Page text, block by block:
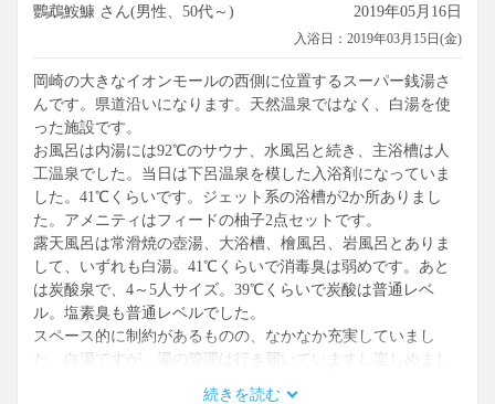
鸚鵡鮟鱇 さん(男性、50代～) 2019年05月16日
入浴日：2019年03月15日(金)
岡崎の大きなイオンモールの西側に位置するスーパー銭湯さ
んです。県道沿いになります。天然温泉ではなく、白湯を使
った施設です。
お風呂は内湯には92℃のサウナ、水風呂と続き、主浴槽は人
工温泉でした。当日は下呂温泉を模した入浴剤になっていま
した。41℃くらいです。ジェット系の浴槽が2か所ありまし
た。アメニティはフィードの柚子2点セットです。
露天風呂は常滑焼の壺湯、大浴槽、檜風呂、岩風呂とありま
して、いずれも白湯。41℃くらいで消毒臭は弱めです。あと
は炭酸泉で、4～5人サイズ。39℃くらいで炭酸は普通レベ
ル。塩素臭も普通レベルでした。
スペース的に制約があるものの、なかなか充実していまし
た。白湯ですが、湯の管理は行き届いていますし楽しめまし
続きを読む